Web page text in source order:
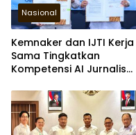
Nasional
Kemnaker dan IJTI Kerja
Sama Tingkatkan
Kompetensi AI Jurnalis